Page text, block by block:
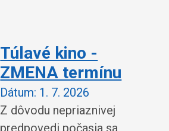
Túlavé kino -
ZMENA termínu
Dátum: 1. 7. 2026
Z dôvodu nepriaznivej